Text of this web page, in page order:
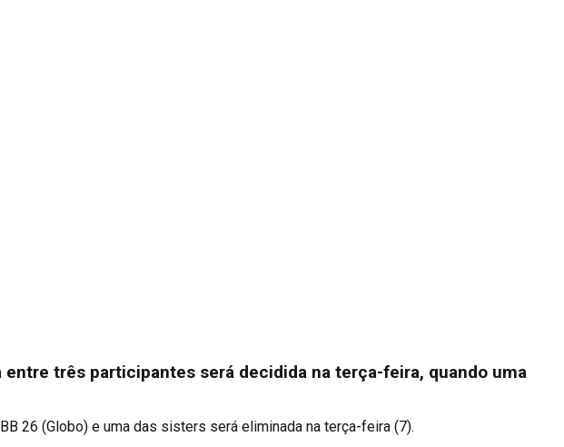
três participantes será decidida na terça-feira, quando uma
26 (Globo) e uma das sisters será eliminada na terça-feira (7).